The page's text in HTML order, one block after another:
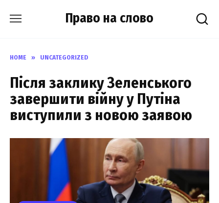
Право на слово
HOME » UNCATEGORIZED
Після заклику Зеленського
завершити війну y Путіна
виступили з новою заявою